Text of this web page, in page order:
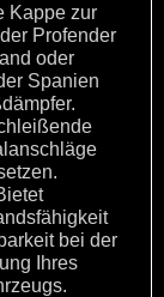
Kappe zur
Profender
oder
Spanien
bei der
Ihres